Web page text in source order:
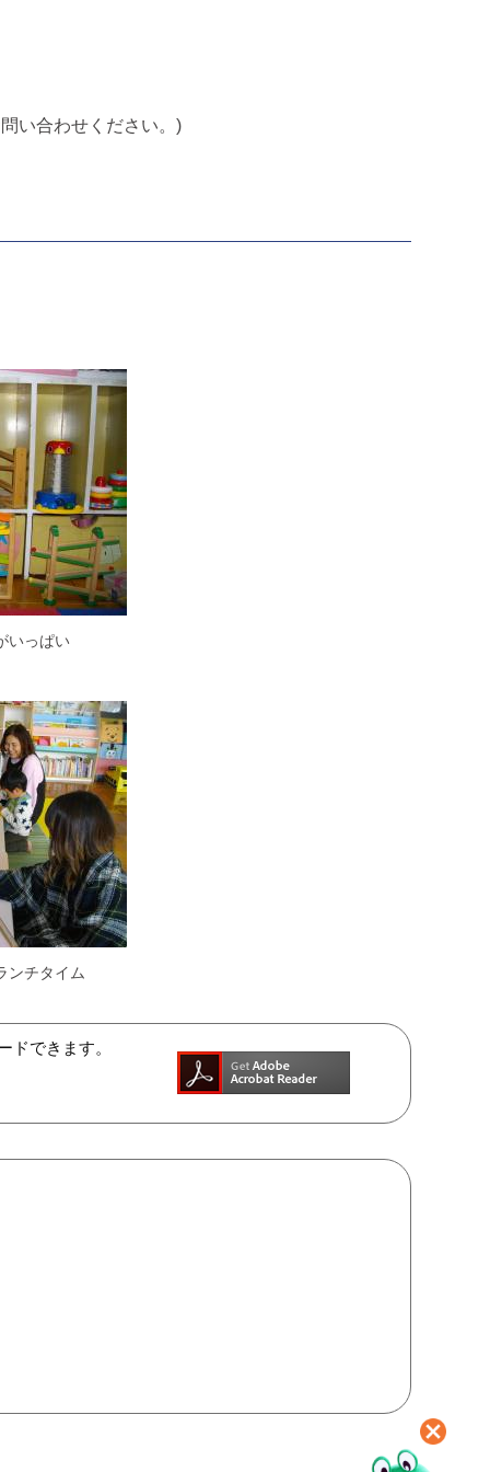
い合わせください。)
いっぱい
ンチタイム
ドできます。